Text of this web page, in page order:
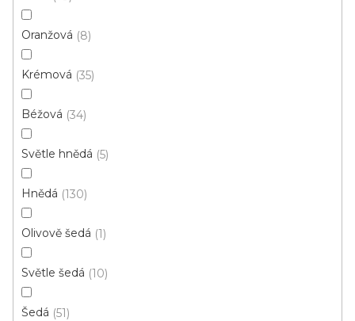
Oranžová 8
Krémová 35
Béžová 34
Světle hnědá 5
Hnědá 130
Olivově šedá 1
Světle šedá 10
Šedá 51
Výprodej